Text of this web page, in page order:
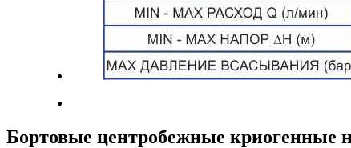
Бортовые центробежные криогенные